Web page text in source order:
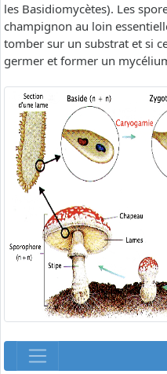
les Basidiomycètes). Les
champignon au loin
tomber sur un substrat et si
germer et former un